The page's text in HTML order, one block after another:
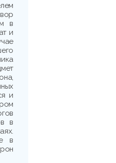
в
и
и
в
в